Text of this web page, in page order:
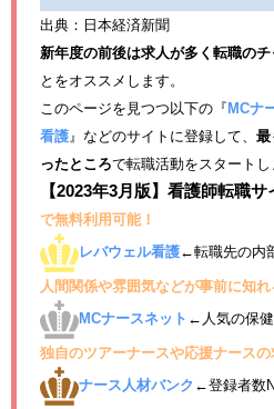
出典：日本経済新聞
新年度の前後は求人が多く転職のチ
とをオススメします。
このページを見つつ以下の『 MCナ
看護 』などのサイトに登録して、 最
ったところで転職活動をスタートし
【2023年3月版】看護師転職
で無料利用可能！
レバウェル看護←転職先の内
人間関係や雰囲気などが事前に知れ
MCナースネット ←人気の保健
独自のツアーナースや応援ナース
ナース人材バンク ←登録者数